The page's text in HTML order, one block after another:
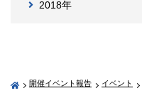
2018年
開催イベント報告 イベント